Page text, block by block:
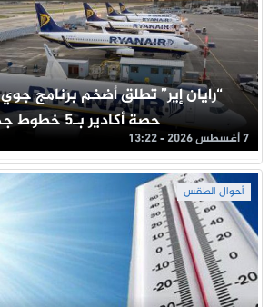
“رايان إير” تطلق أضخم برنامج
حصة أكادير بـ5 خطوط جديدة
7 أغسطس 2026 - 13:22
أحوال الطقس